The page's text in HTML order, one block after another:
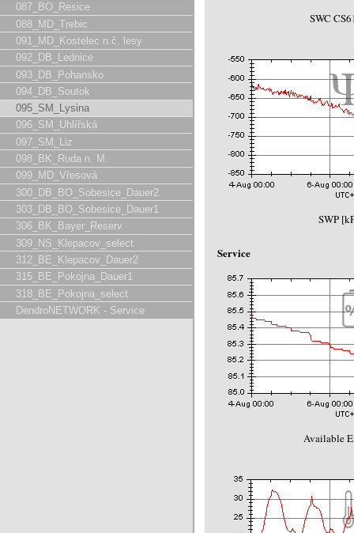
087_BO_Resice
088_MD_Trebic
091_MD_Kostelec n.č. lesy
092_DB_Lednice
093_DB_Pohansko
094_DB_Soutok
095_SM_Lysina
096_SM_Uhlířská
097_SM_Liz
098_BK_Ruda n. M.
099_MD_Vřesová
300_DB_BO_Sobesice_Dauer2
303_DB_BO_Sobesice_Dauer1
306_BK_Bayer_Reserv
309_NS_Klepacov_select
312_BE_Klepacov_Dauer2
315_BE_Pokojna_Dauer1
318_BE_Pokojna_select
DendroNETWORK - Service
SWC
SWP
Service
Available